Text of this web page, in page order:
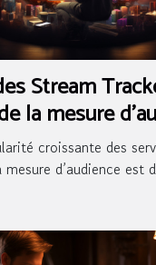
Stream
la mesure
croissante des
d’audience est